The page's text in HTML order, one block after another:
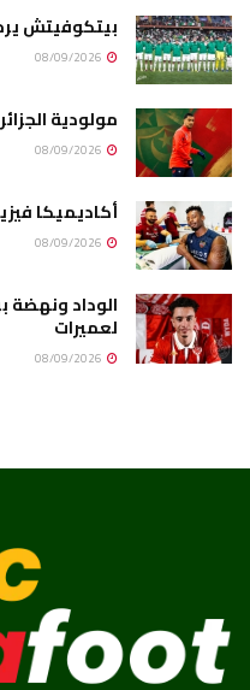
بيتكوفيتش
مولودية
أكاديميكا
الوداد ونهضة
لعميرات